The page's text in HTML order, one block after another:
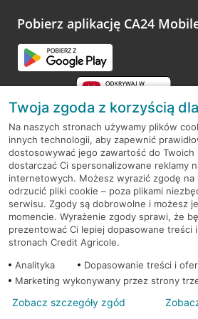
opinie.
Pobierz aplikację CA24
RODO
Regulamin serwisu
Mapa serwisu
PolitykaCookies
© 2026 Credit Agricole Bank Polska S.A.
Twoja zgoda z korzyścią
Na naszych stronach używamy plików
innych technologii, aby zapewnić
dostosowywać jego zawartość do Twoich
dostarczać Ci spersonalizowane reklamy
internetowych. Możesz wyrazić zgodę
odrzucić pliki cookie – poza plikami
serwisu. Zgody są dobrowolne i możesz
momencie. Wyrażenie zgody sprawi, że
prezentować Ci lepiej dopasowane treści
stronach Credit Agricole.
Analityka
Dopasowanie treści i
Marketing wykonywany przez strony
Zobacz szczegóły zgód